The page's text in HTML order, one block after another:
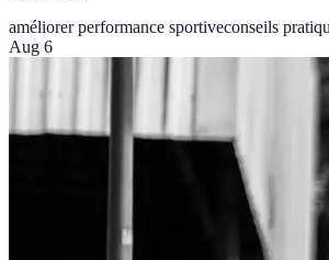
améliorer performance sportiveconseils
Aug 6